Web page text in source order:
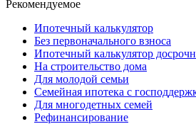
Рекомендуемое
Ипотечный калькулятор
Без первоначального взноса
Ипотечный калькулятор
На строительство дома
Для молодой семьи
Семейная ипотека с
Для многодетных семей
Рефинансирование